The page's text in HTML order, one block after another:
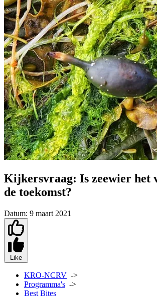
Kijkersvraag: Is zeewier het
de toekomst?
Datum: 9 maart 2021
Like
KRO-NCRV ->
Programma's ->
Best Bites